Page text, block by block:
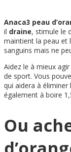
Anaca3 peau
il draine, stimule le
maintient la peau et
sanguins mais ne
Aidez le à mieux
de sport. Vous
qui aidera à éliminer
également à boire
Ou